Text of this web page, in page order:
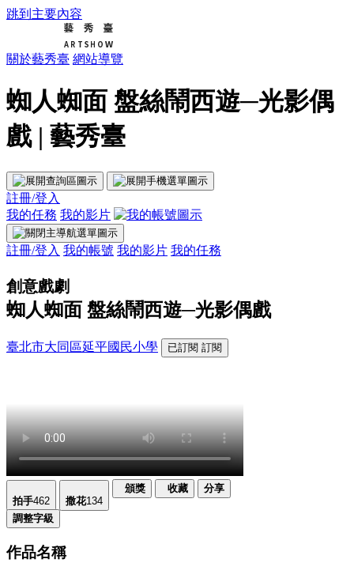
跳到主要內容
關於藝秀臺 網站導覽
蜘人蜘面 盤絲鬧西遊─光影偶
戲 | 藝秀臺
註冊/登入
我的任務 我的影片
註冊/登入 我的帳號 我的影片 我的任務
創意戲劇
蜘人蜘面 盤絲鬧西遊─光影偶戲
臺北市大同區延平國民小學 已訂閱 訂閱
拍手462 撒花134
頒獎 收藏 分享
調整字級
作品名稱